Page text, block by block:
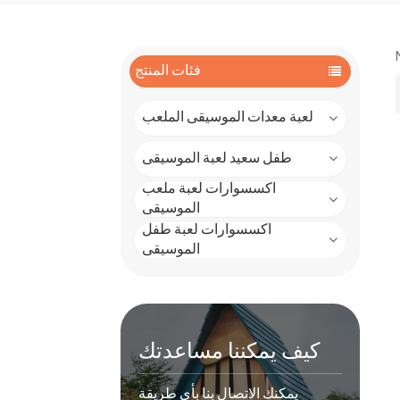
فئات المنتج
لعبة معدات الموسيقى الملعب
طفل سعيد لعبة الموسيقى
اكسسوارات لعبة ملعب
الموسيقى
اكسسوارات لعبة طفل
الموسيقى
كيف يمكننا مساعدتك
يمكنك الاتصال بنا بأي طريقة